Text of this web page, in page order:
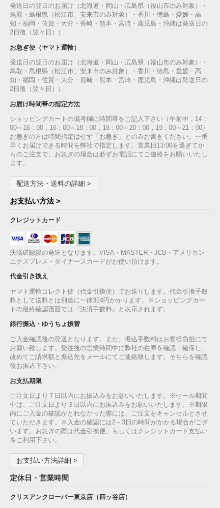
発送日の翌日のお届け（北海道・岡山・広島県（福山市のみ対象）・
鳥取・島根県（松江市、安来市のみ対象）・香川・徳島・愛媛・高
知・福岡・佐賀・大分・長崎・熊本・宮崎・鹿児島・沖縄は発送日の
2日後（翌々日））
お急ぎ便（ヤマト運輸）
発送日の翌日のお届け（北海道・岡山・広島県（福山市のみ対象）・
鳥取・島根県（松江市、安来市のみ対象）・香川・徳島・愛媛・高
知・福岡・佐賀・大分・長崎・熊本・宮崎・鹿児島・沖縄は発送日の
2日後（翌々日））
お届け時間帯の指定方法
ショッピングカートの備考欄に時間帯をご記入下さい（午前中，14：
00～16：00，16：00～18：00，18：00～20：00，19：00～21：00）
お急ぎの方は時間指定はせず「お急ぎ」とのみお書きください。一番
早くお届けできる時間を弊社で指定します。営業日13:00を過ぎてか
らのご注文で、お急ぎの場合は必ずお電話にてご連絡をお願いいたし
ます。
配送方法・送料の詳細 >
お支払い方法 >
クレジットカード
決済確認後の発送となります。VISA・MASTER・JCB・アメリカン
エクスプレス・ダイナースカードがお使い頂けます。
代金引き換え
ヤマト運輸コレクト便（代金引換便）でお送りします。代金引換手数
料として送料とは別途に一律324円かかります。※ショッピングカー
トの最終確認画面では『決済手数料』と表示されます。
銀行振込・ゆうちょ振替
ご入金確認後の発送となります。また、振込手数料はお客様負担にて
お願い致します。受注後の営業時間中に弊社の在庫を確認・確保し、
改めてご請求額と振込先をメールにてご連絡致します。そちらを確認
後お振込下さい。
お支払期限
ご注文日より７日以内にお振込みをお願いいたします。※セール期間
中は、ご注文日より３日以内にお振込みをお願いいたします。※期限
内にご入金の確認がとれなかった際には、ご注文をキャンセルとさせ
ていただきます。※入金の確認には2～3日の時間がかかる場合がござ
います。お急ぎの際は代金引換便、もしくはクレジットカード支払い
をご利用下さい。
お支払い方法詳細 >
定休日・営業時間
クリスアンクローバー東京店（四ッ谷店）